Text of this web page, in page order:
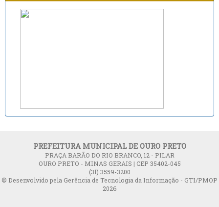
PREFEITURA MUNICIPAL DE OURO PRETO
PRAÇA BARÃO DO RIO BRANCO, 12 - PILAR
OURO PRETO - MINAS GERAIS | CEP 35402-045
(31) 3559-3200
© Desenvolvido pela Gerência de Tecnologia da Informação - GTI/PMOP
2026